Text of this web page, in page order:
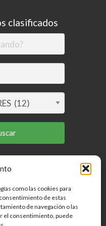
como las cookies para
de estas
de navegación o las
el consentimiento, puede
clasificados